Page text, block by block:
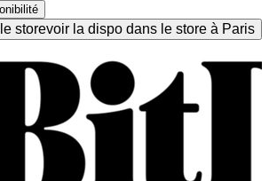
storevoir la dispo dans le store à Paris